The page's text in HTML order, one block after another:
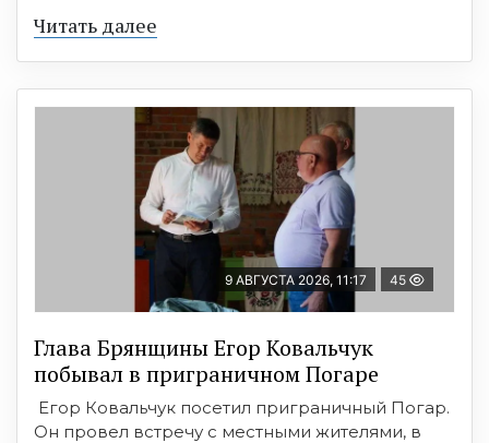
Читать далее
9 АВГУСТА 2026, 11:17 45
Глава Брянщины Егор Ковальчук
побывал в приграничном Погаре
Егор Ковальчук посетил приграничный Погар.
Он провел встречу с местными жителями, в